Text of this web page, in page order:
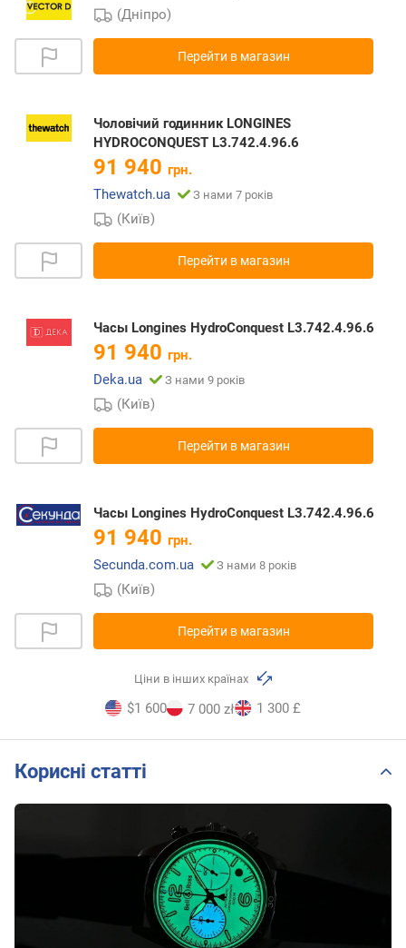
(Дніпро)
Перейти в магазин
Чоловічий годинник LONGINES
HYDROCONQUEST L3.742.4.96.6
91 940 грн.
Thewatch.ua
З нами 7 років
(Київ)
Перейти в магазин
Часы Longines HydroConquest L3.742.4.96.6
91 940 грн.
Deka.ua
З нами 9 років
(Київ)
Перейти в магазин
Часы Longines HydroConquest L3.742.4.96.6
91 940 грн.
Secunda.com.ua
З нами 8 років
(Київ)
Перейти в магазин
Ціни в інших країнах
$1 600 7 000 zł 1 300 £
Корисні статті